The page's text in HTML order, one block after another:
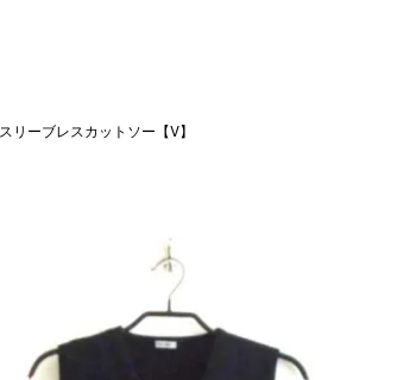
スリーブレスカットソー【V】